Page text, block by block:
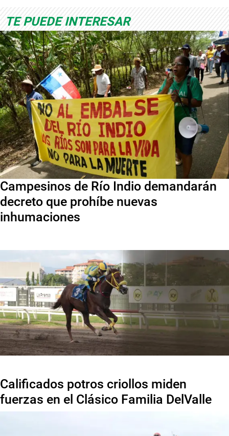
TE PUEDE INTERESAR
Campesinos de Río Indio demandarán
decreto que prohíbe nuevas
inhumaciones
Calificados potros criollos miden
fuerzas en el Clásico Familia DelValle